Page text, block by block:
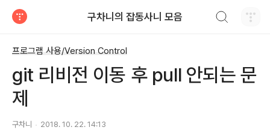
구차니의 잡동사니 모음
프로그램 사용/Version Control
git 리비전 이동 후 pull 안되는 문
제
구차니 2018. 10. 22. 14:13